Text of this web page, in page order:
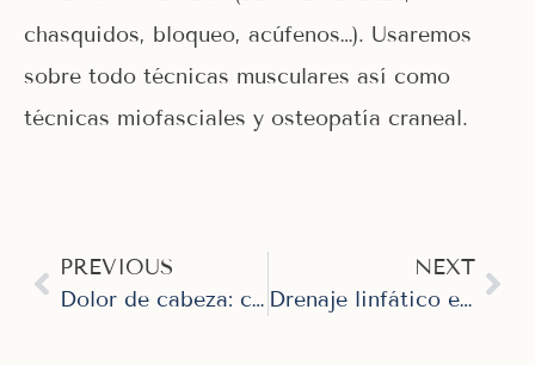
chasquidos, bloqueo, acúfenos…). Usaremos
sobre todo técnicas musculares así como
técnicas miofasciales y osteopatía craneal.
PREVIOUS
Dolor de cabeza: cefaleas y migrañas
NEXT
Drenaje linfático en Piernas